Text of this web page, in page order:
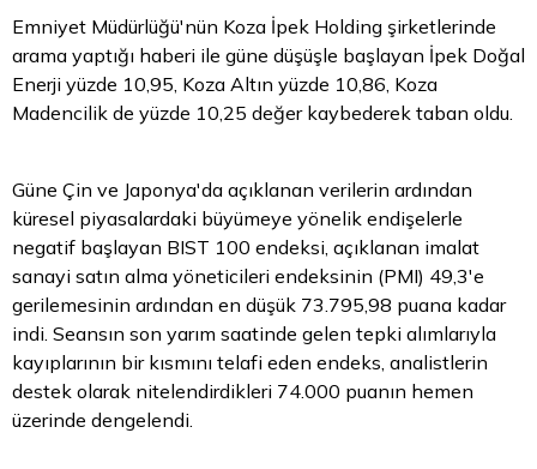
Emniyet Müdürlüğü'nün Koza İpek Holding şirketlerinde
arama yaptığı haberi ile güne düşüşle başlayan İpek Doğal
Enerji yüzde 10,95, Koza Altın yüzde 10,86, Koza
Madencilik de yüzde 10,25 değer kaybederek taban oldu.
Güne Çin ve Japonya'da açıklanan verilerin ardından
küresel piyasalardaki büyümeye yönelik endişelerle
negatif başlayan BIST 100 endeksi, açıklanan imalat
sanayi satın alma yöneticileri endeksinin (PMI) 49,3'e
gerilemesinin ardından en düşük 73.795,98 puana kadar
indi. Seansın son yarım saatinde gelen tepki alımlarıyla
kayıplarının bir kısmını telafi eden endeks, analistlerin
destek olarak nitelendirdikleri 74.000 puanın hemen
üzerinde dengelendi.